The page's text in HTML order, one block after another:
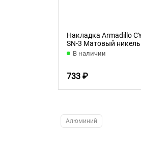
Накладка Armadillo
SN-3 Матовый
В наличии
733 ₽
Алюминий